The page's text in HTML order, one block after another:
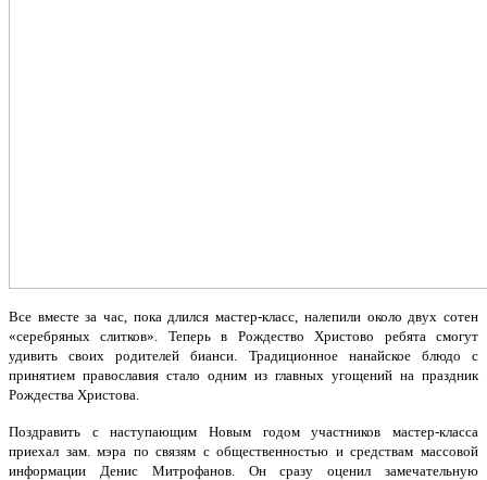
Все вместе за час, пока длился мастер-класс, налепили около двух сотен
«серебряных слитков». Теперь в Рождество Христово ребята смогут
удивить своих родителей бианси. Традиционное нанайское блюдо с
принятием православия стало одним из главных угощений на праздник
Рождества Христова.
Поздравить с наступающим Новым годом участников мастер-класса
приехал зам. мэра по связям с общественностью и средствам массовой
информации Денис Митрофанов. Он сразу оценил замечательную